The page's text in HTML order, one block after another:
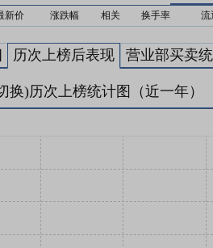
新价 涨跌幅 相关 换手率 流
历次上榜后表现 营业部买卖
换)历次上榜统计图（近一年）